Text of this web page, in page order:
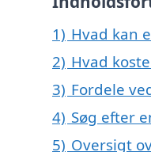
1) Hvad kan
2) Hvad
3) Fordele
4) Søg efter
5) Oversigt